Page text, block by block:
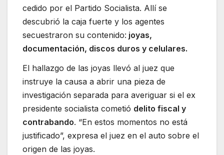
cedido por el Partido Socialista. Allí se
descubrió la caja fuerte y los agentes
secuestraron su contenido: joyas,
documentación, discos duros y celulares.
El hallazgo de las joyas llevó al juez que
instruye la causa a abrir una pieza de
investigación separada para averiguar si el ex
presidente socialista cometió delito fiscal y
contrabando. “En estos momentos no está
justificado”, expresa el juez en el auto sobre el
origen de las joyas.